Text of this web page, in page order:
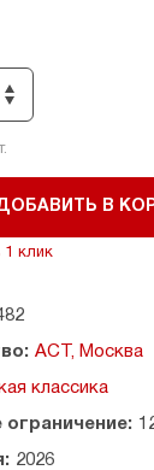
и любовь,
воображение
они переплелись
для
и
В
1 клик
АСТ, Москва
классика
ограничение:
2026